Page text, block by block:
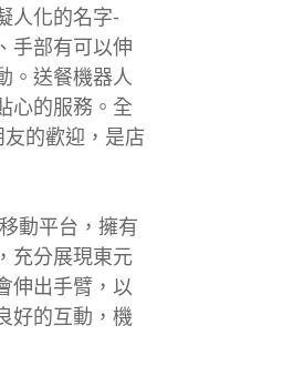
人化的名字-
手部有可以伸
。送餐機器人
心的服務。全
的歡迎，是店
動平台，擁有
充分展現東元
伸出手臂，以
好的互動，機